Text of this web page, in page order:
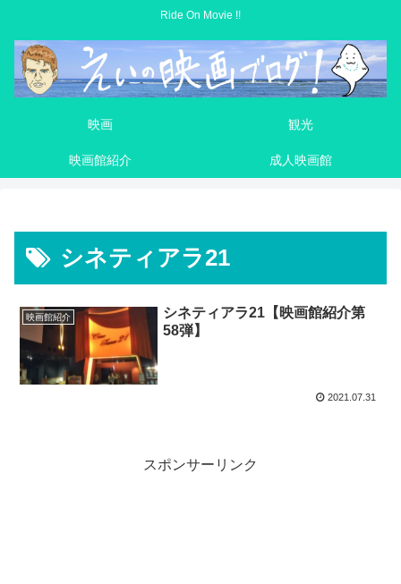
Ride On Movie !!
映画 観光
映画館紹介 成人映画館
シネティアラ21
映画館紹介
シネティアラ21【映画館紹介第
58弾】
2021.07.31
スポンサーリンク